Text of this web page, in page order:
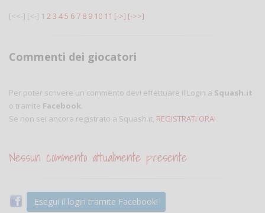
[<<-] [<-] 1 2 3 4 5 6 7 8 9 10 11 [->] [->>]
Commenti dei giocatori
Per poter scrivere un commento devi effettuare il Login a Squash.it
o tramite Facebook
Se non sei ancora registrato a Squash.it, REGISTRATI ORA!
Nessun commento attualmente presente
Esegui il login tramite Facebook!